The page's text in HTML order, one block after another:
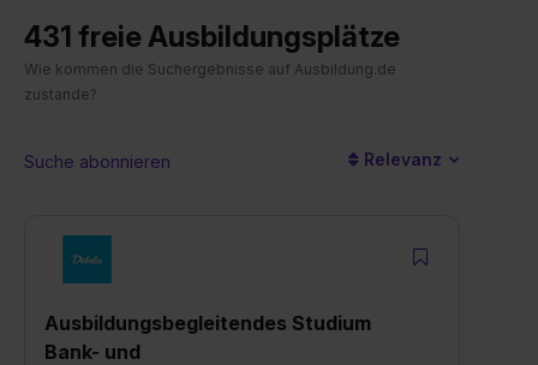
431 freie Ausbildungsplätze
Wie kommen die Suchergebnisse auf Ausbildung.de
zustande?
Suche abonnieren Relevanz
Ausbildungsbegleitendes Studium
Bank- und